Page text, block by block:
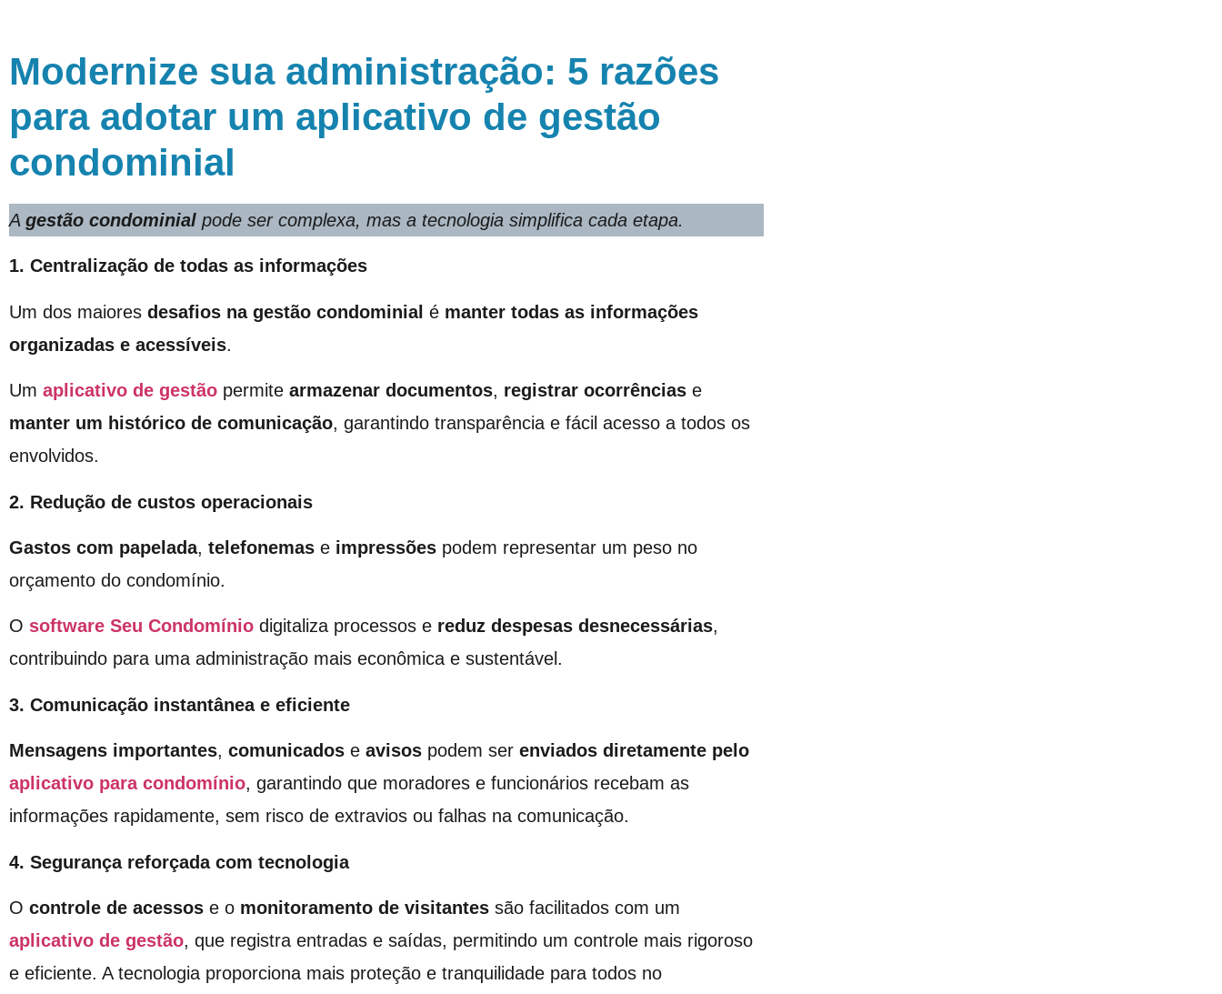
Modernize sua administração: 5 razões
para adotar um aplicativo de gestão
condominial
A gestão condominial pode ser complexa, mas a tecnologia simplifica cada etapa.
1. Centralização de todas as informações
Um dos maiores desafios na gestão condominial é manter todas as informações
organizadas e acessíveis.
Um aplicativo de gestão permite armazenar documentos, registrar ocorrências e
manter um histórico de comunicação, garantindo transparência e fácil acesso a todos os
envolvidos.
2. Redução de custos operacionais
Gastos com papelada, telefonemas e impressões podem representar um peso no
orçamento do condomínio.
O software Seu Condomínio digitaliza processos e reduz despesas desnecessárias,
contribuindo para uma administração mais econômica e sustentável.
3. Comunicação instantânea e eficiente
Mensagens importantes, comunicados e avisos podem ser enviados diretamente pelo
aplicativo para condomínio, garantindo que moradores e funcionários recebam as
informações rapidamente, sem risco de extravios ou falhas na comunicação.
4. Segurança reforçada com tecnologia
O controle de acessos e o monitoramento de visitantes são facilitados com um
aplicativo de gestão, que registra entradas e saídas, permitindo um controle mais rigoroso
e eficiente. A tecnologia proporciona mais proteção e tranquilidade para todos no